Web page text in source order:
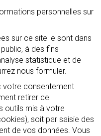
personnelles sur
sur ce site le sont dans
à des fins
statistique et de
nous formuler.
votre consentement
retirer ce
outils mis à votre
soit par saisie des
de vos données. Vous